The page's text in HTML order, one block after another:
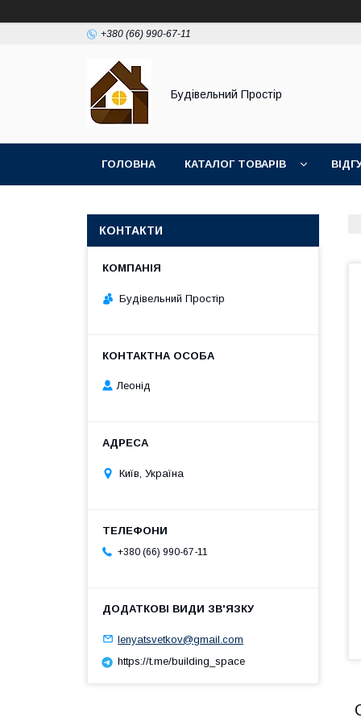
+380 (66) 990-67-11
Будівельний Простір
ГОЛОВНА КАТАЛОГ ТОВАРІВ
КОНТАКТИ
Будівельний Простір
Леонід
Київ, Україна
+380 (66) 990-67-11
lenyatsvetkov@gmail.com
https://t.me/building_space